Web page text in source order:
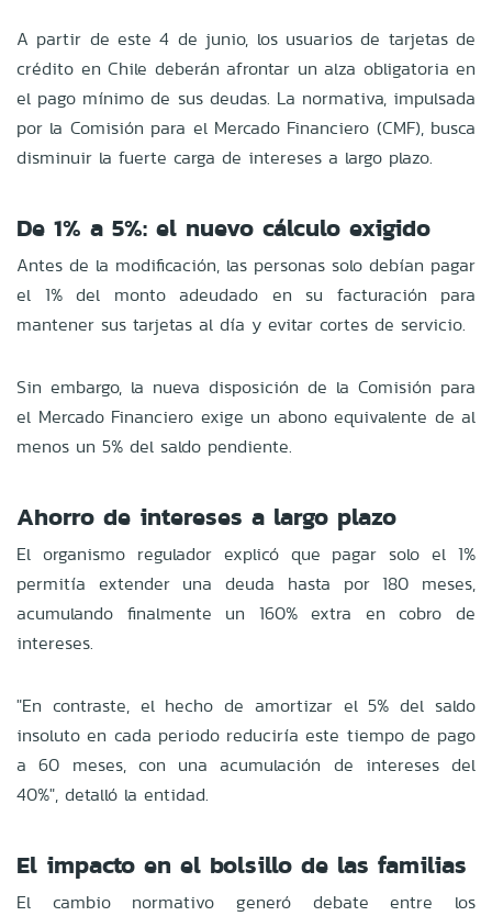
A partir de este 4 de junio, los usuarios de tarjetas de
crédito en Chile deberán afrontar un alza obligatoria en
el pago mínimo de sus deudas. La normativa, impulsada
por la Comisión para el Mercado Financiero (CMF), busca
disminuir la fuerte carga de intereses a largo plazo.
De 1% a 5%: el nuevo cálculo exigido
Antes de la modificación, las personas solo debían pagar
el 1% del monto adeudado en su facturación para
mantener sus tarjetas al día y evitar cortes de servicio.
Sin embargo, la nueva disposición de la Comisión para
el Mercado Financiero exige un abono equivalente de al
menos un 5% del saldo pendiente.
Ahorro de intereses a largo plazo
El organismo regulador explicó que pagar solo el 1%
permitía extender una deuda hasta por 180 meses,
acumulando finalmente un 160% extra en cobro de
intereses.
"En contraste, el hecho de amortizar el 5% del saldo
insoluto en cada periodo reduciría este tiempo de pago
a 60 meses, con una acumulación de intereses del
40%", detalló la entidad.
El impacto en el bolsillo de las familias
El cambio normativo generó debate entre los